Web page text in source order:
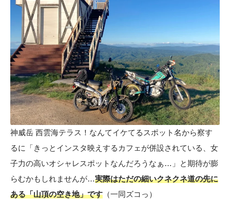
神威岳 西雲海テラス！なんてイケてるスポット名から察す
るに「きっとインスタ映えするカフェが併設されている、女
子力の高いオシャレスポットなんだろうなぁ…」と期待が膨
らむかもしれませんが…実際はただの細いクネクネ道の先に
ある「山頂の空き地」です （一同ズコっ）